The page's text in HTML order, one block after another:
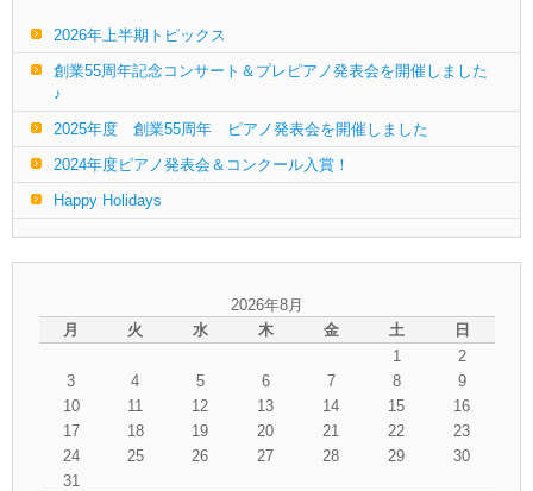
2026年上半期トピックス
創業55周年記念コンサート＆プレピアノ発表会を開催しました
♪
2025年度 創業55周年 ピアノ発表会を開催しました
2024年度ピアノ発表会＆コンクール入賞！
Happy Holidays
2026年8月
月
火 水 木 金 土
日
1
2
3
4 5 6 7 8
9
10
11 12 13 14 15
16
17
18 19 20 21 22
23
24
25 26 27 28 29
30
31